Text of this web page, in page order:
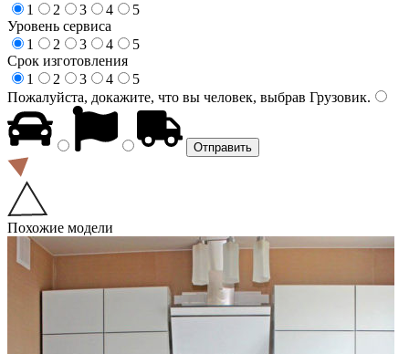
1
2 3 4
5
Уровень сервиса
1
2 3 4
5
Срок изготовления
1
2 3 4
5
Пожалуйста, докажите, что вы человек, выбрав Грузовик.
Похожие модели